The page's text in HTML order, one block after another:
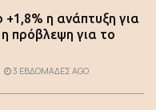
η ανάπτυξη για
πρόβλεψη για το
3 ΕΒΔΟΜΆΔΕΣ AGO